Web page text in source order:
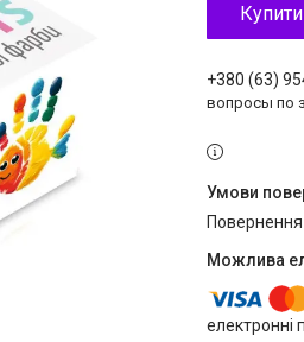
+380 (63)
вопросы по
електронні